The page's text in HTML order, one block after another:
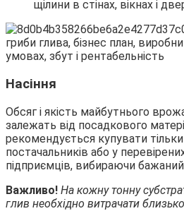
щілини в стінах, вікнах і
Насіння
Обсяг і якість майбутнього
залежать від посадкового
рекомендується купувати тільки
постачальників або у
підприємців, вибираючи бажаний
Важливо! На кожну тонну
глив необхідно витрачати